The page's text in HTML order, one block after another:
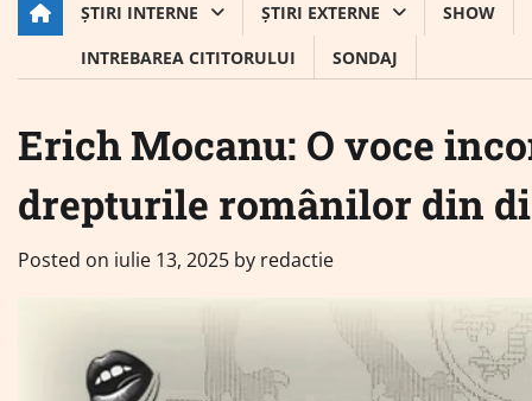
ȘTIRI INTERNE ȘTIRI EXTERNE
SHOW
INTREBAREA CITITORULUI
SONDAJ
Erich Mocanu: O voce
drepturile românilor din
Posted on iulie 13, 2025 by redactie